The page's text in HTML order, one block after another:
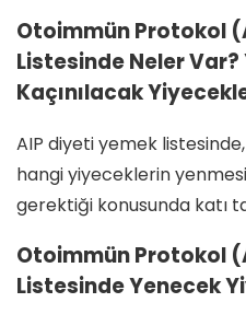
Otoimmün Protokol
Listesinde Neler
Kaçınılacak
AIP diyeti yemek
hangi yiyeceklerin yenmesi
gerektiği konusunda katı
Otoimmün Protokol
Listesinde Yenecek